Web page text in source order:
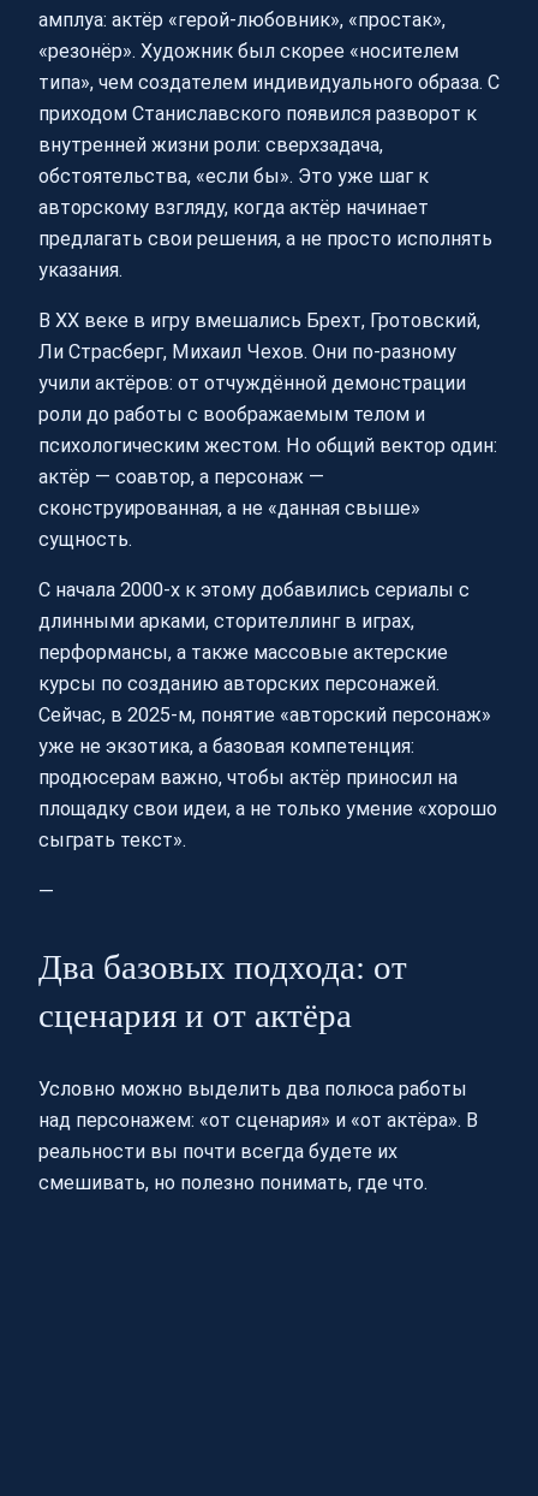
амплуа: актёр «герой-любовник», «простак»,
«резонёр». Художник был скорее «носителем
типа», чем создателем индивидуального образа. С
приходом Станиславского появился разворот к
внутренней жизни роли: сверхзадача,
обстоятельства, «если бы». Это уже шаг к
авторскому взгляду, когда актёр начинает
предлагать свои решения, а не просто исполнять
указания.
В XX веке в игру вмешались Брехт, Гротовский,
Ли Страсберг, Михаил Чехов. Они по-разному
учили актёров: от отчуждённой демонстрации
роли до работы с воображаемым телом и
психологическим жестом. Но общий вектор один:
актёр — соавтор, а персонаж —
сконструированная, а не «данная свыше»
сущность.
С начала 2000-х к этому добавились сериалы с
длинными арками, сторителлинг в играх,
перформансы, а также массовые актерские
курсы по созданию авторских персонажей.
Сейчас, в 2025-м, понятие «авторский персонаж»
уже не экзотика, а базовая компетенция:
продюсерам важно, чтобы актёр приносил на
площадку свои идеи, а не только умение «хорошо
сыграть текст».
—
Два базовых подхода: от
сценария и от актёра
Условно можно выделить два полюса работы
над персонажем: «от сценария» и «от актёра». В
реальности вы почти всегда будете их
смешивать, но полезно понимать, где что.